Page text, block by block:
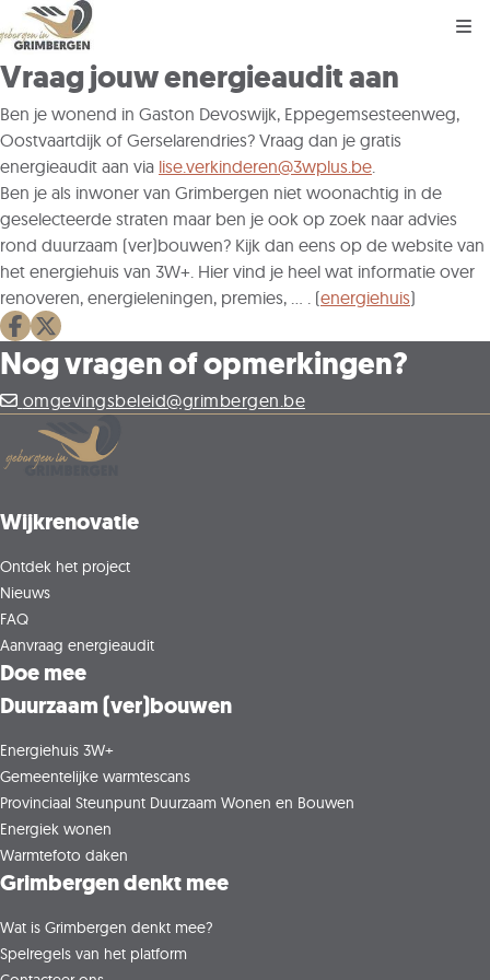
Vraag jouw energieaudit aan
Ben je wonend in Gaston Devoswijk, Eppegemsesteenweg,
Oostvaartdijk of Gerselarendries? Vraag dan je gratis
energieaudit aan via lise.verkinderen@3wplus.be.
Ben je als inwoner van Grimbergen niet woonachtig in de
geselecteerde straten maar ben je ook op zoek naar advies
rond duurzaam (ver)bouwen? Kijk dan eens op de website van
het energiehuis van 3W+. Hier vind je heel wat informatie over
renoveren, energieleningen, premies, ... . (energiehuis)
Deel op facebook
Deel op X
Nog vragen of opmerkingen?
omgevingsbeleid@grimbergen.be
Wijkrenovatie
Ontdek het project
Nieuws
FAQ
Aanvraag energieaudit
Doe mee
Duurzaam (ver)bouwen
Energiehuis 3W+
Gemeentelijke warmtescans
Provinciaal Steunpunt Duurzaam Wonen en Bouwen
Energiek wonen
Warmtefoto daken
Grimbergen denkt mee
Wat is Grimbergen denkt mee?
Spelregels van het platform